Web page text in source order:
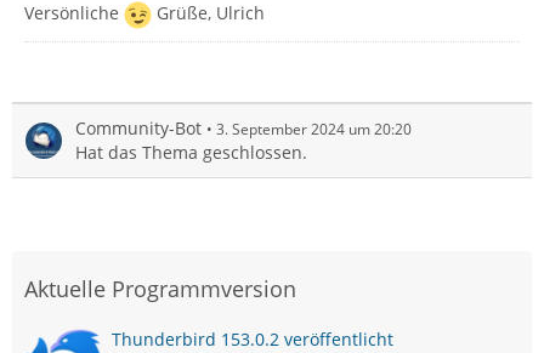
Versönliche
Grüße, Ulrich
Community-Bot 3. September 2024 um 20:20
Hat das Thema geschlossen.
Aktuelle Programmversion
Thunderbird 153.0.2 veröffentlicht